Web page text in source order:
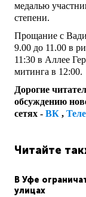
медалью
степени.
Прощание с
9.00 до 11.00 в
11:30 в Аллее
митинга в 12:00.
Дорогие
обсуждению
сетях - ВК ,
Читайте
В Уфе
улицах